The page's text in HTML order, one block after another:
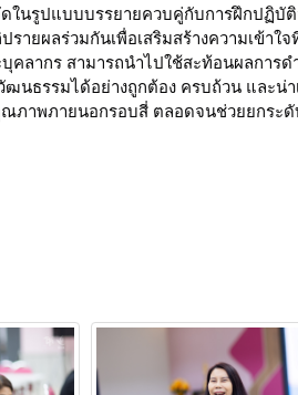
ในรูปแบบบรรยายควบคู่กับการฝึกปฏิบั
ายผลร่วมกันเพื่อเสริมสร้างความเข้า
คลากร สามารถนำไปใช้สะท้อนผลการ
ฒนธรรมได้อย่างถูกต้อง ครบถ้วน และ
ณภาพภายนอกรอบสี่ ตลอดจนช่วยยกระ